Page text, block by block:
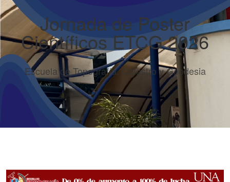
Jornada de Poster
Científicos ETCG 2026
Escuela de Topografía, Catastro y Geodesia